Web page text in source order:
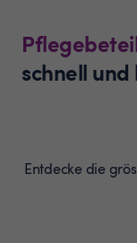
schnell und
Entdecke die